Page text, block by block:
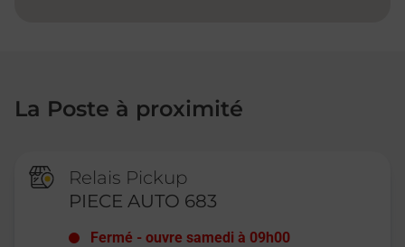
La Poste à proximité
Relais Pickup
PIECE AUTO 683
Fermé -ouvre samedi à 09h00